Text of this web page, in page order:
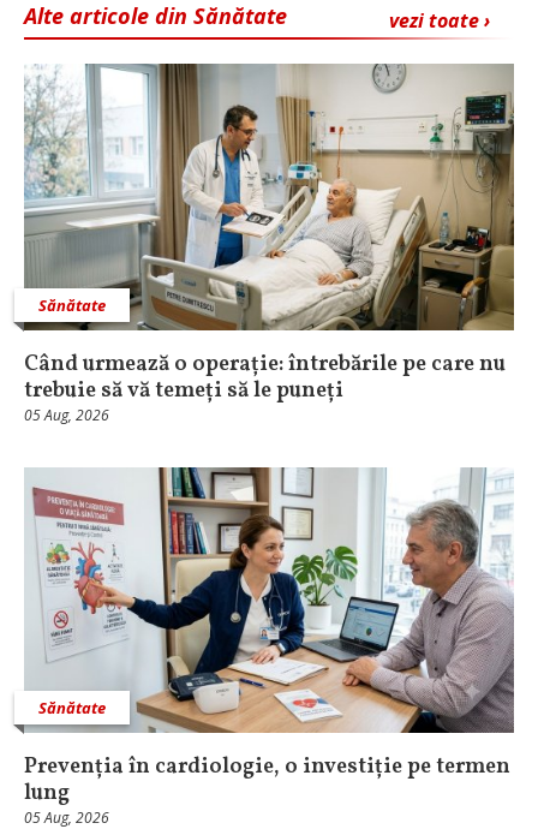
vezi toate ›
Alte articole din Sănătate
Sănătate
Când urmează o operație: întrebările pe care nu
trebuie să vă temeți să le puneți
05 Aug, 2026
Sănătate
Prevenția în cardiologie, o investiție pe termen
lung
05 Aug, 2026